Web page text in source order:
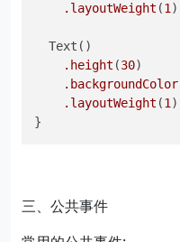
.layoutWeight (1 )
  Text()
.height (30)
.backgroundColor
.layoutWeight (1 )
}
三、公共事件